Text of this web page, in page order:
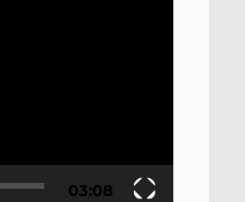
03:08